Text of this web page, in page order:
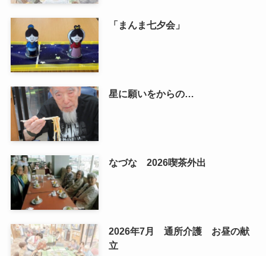
「まんま七夕会」
星に願いをからの…
なづな 2026喫茶外出
2026年7月 通所介護 お昼の献
立